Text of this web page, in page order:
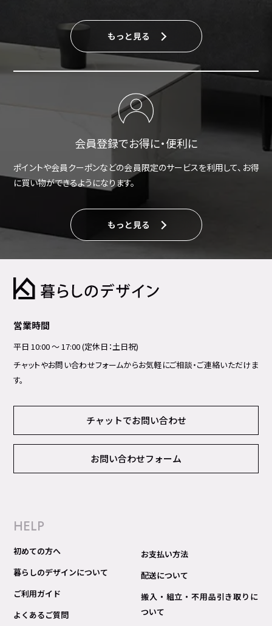
もっと見る
会員登録でお得に・便利に
ポイントや会員クーポンなどの会員限定のサービスを利用して、お得
に買い物ができるようになります。
もっと見る
営業時間
平日 10:00 ～ 17:00 (定休日：土日祝)
チャットやお問い合わせフォームからお気軽にご相談・ご連絡いただけま
す。
チャットでお問い合わせ
お問い合わせフォーム
HELP
初めての方へ
暮らしのデザインについて
ご利用ガイド
よくあるご質問
お支払い方法
配送について
搬入・組立・不用品引き取りに
ついて